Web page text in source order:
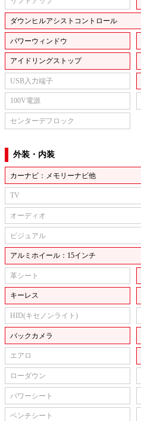
ダウンヒルアシストコントロール
パワーウィンドウ
アイドリングストップ
USB入力端子
100V電源
センターデフロック
外装・内装
カーナビ：メモリーナビ他
TV
オーディオ
ビジュアル
アルミホイール：15インチ
革シート
キーレス
HID(キセノンライト)
バックカメラ
エアロ
ローダウン
パワーシート
ベンチシート